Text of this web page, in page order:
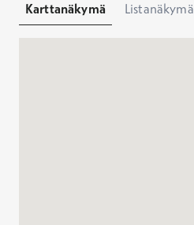
Karttanäkymä Listanäkymä